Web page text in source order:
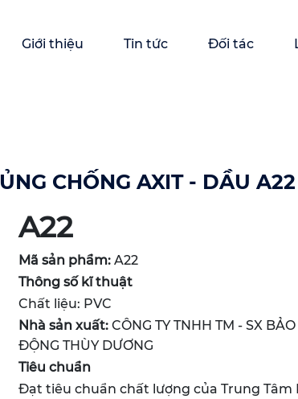
Giới thiệu Tin tức Đối tác
ỦNG CHỐNG AXIT - DẦU A22
A22
Mã sản phẩm: A22
Thông số kĩ thuật
Chất liệu: PVC
Nhà sản xuất: CÔNG TY TNHH TM - SX
ĐỘNG THÙY DƯƠNG
Tiêu chuẩn
Đạt tiêu chuẩn chất lượng của Trung Tâm